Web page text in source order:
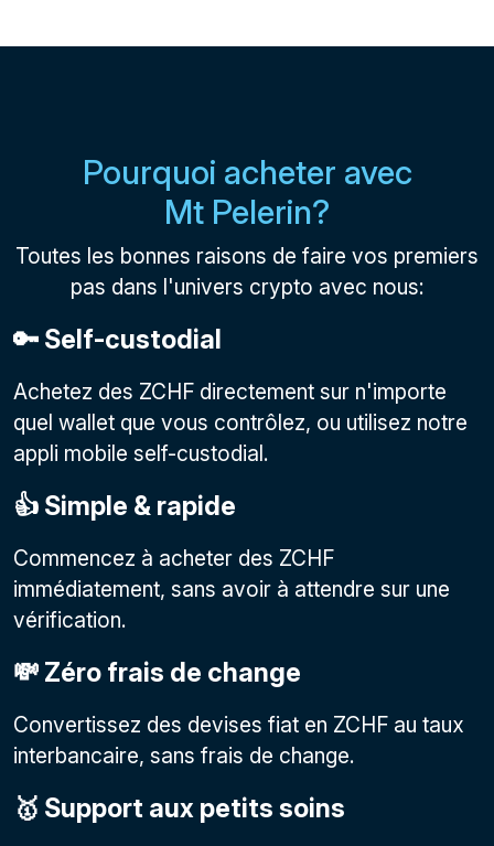
Pourquoi acheter avec
Mt Pelerin?
Toutes les bonnes raisons de faire vos premiers
pas dans l'univers crypto avec nous:
🔑 Self-custodial
Achetez des ZCHF directement sur n'importe
quel wallet que vous contrôlez, ou utilisez notre
appli mobile self-custodial.
👍 Simple & rapide
Commencez à acheter des ZCHF
immédiatement, sans avoir à attendre sur une
vérification.
💸 Zéro frais de change
Convertissez des devises fiat en ZCHF au taux
interbancaire, sans frais de change.
🥇 Support aux petits soins